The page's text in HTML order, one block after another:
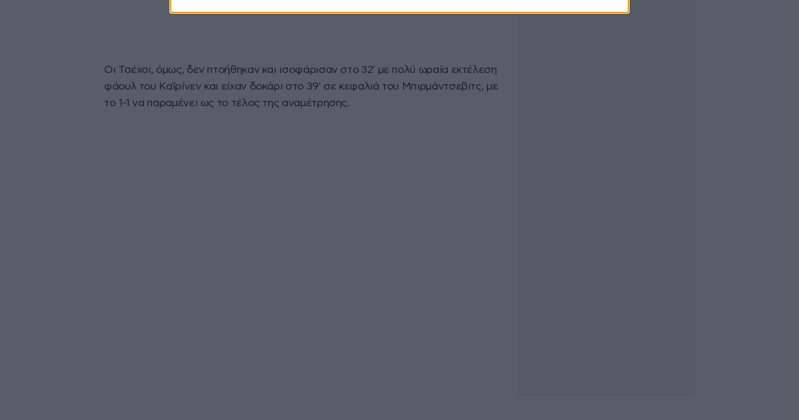
Οι Τσέχοι, όμως, δεν πτοήθηκαν και ισοφάρισαν στο 32′ με πολύ ωραία εκτέλεση
φάουλ του Καϊρίνεν και είχαν δοκάρι στο 39′ σε κεφαλιά του Μπιρμάντσεβιτς, με
το 1-1 να παραμένει ως το τέλος της αναμέτρησης.